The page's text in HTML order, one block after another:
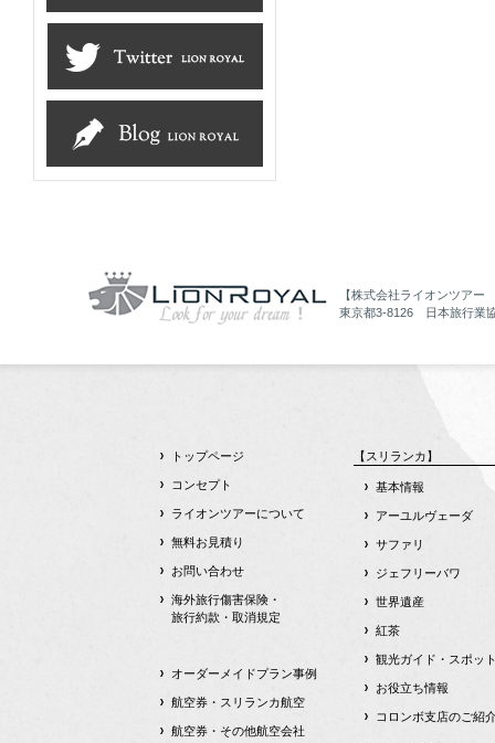
【株式会社ライオンツア
東京都3-8126 日本旅行業
トップページ
コンセプト
ライオンツアーについて
無料お見積り
お問い合わせ
海外旅行傷害保険・
旅行約款・取消規定
オーダーメイドプラン事例
航空券・スリランカ航空
航空券・その他航空会社
【スリランカ】
基本情報
アーユルヴェーダ
サファリ
ジェフリーバワ
世界遺産
紅茶
観光ガイド・スポッ
お役立ち情報
コロンボ支店のご紹